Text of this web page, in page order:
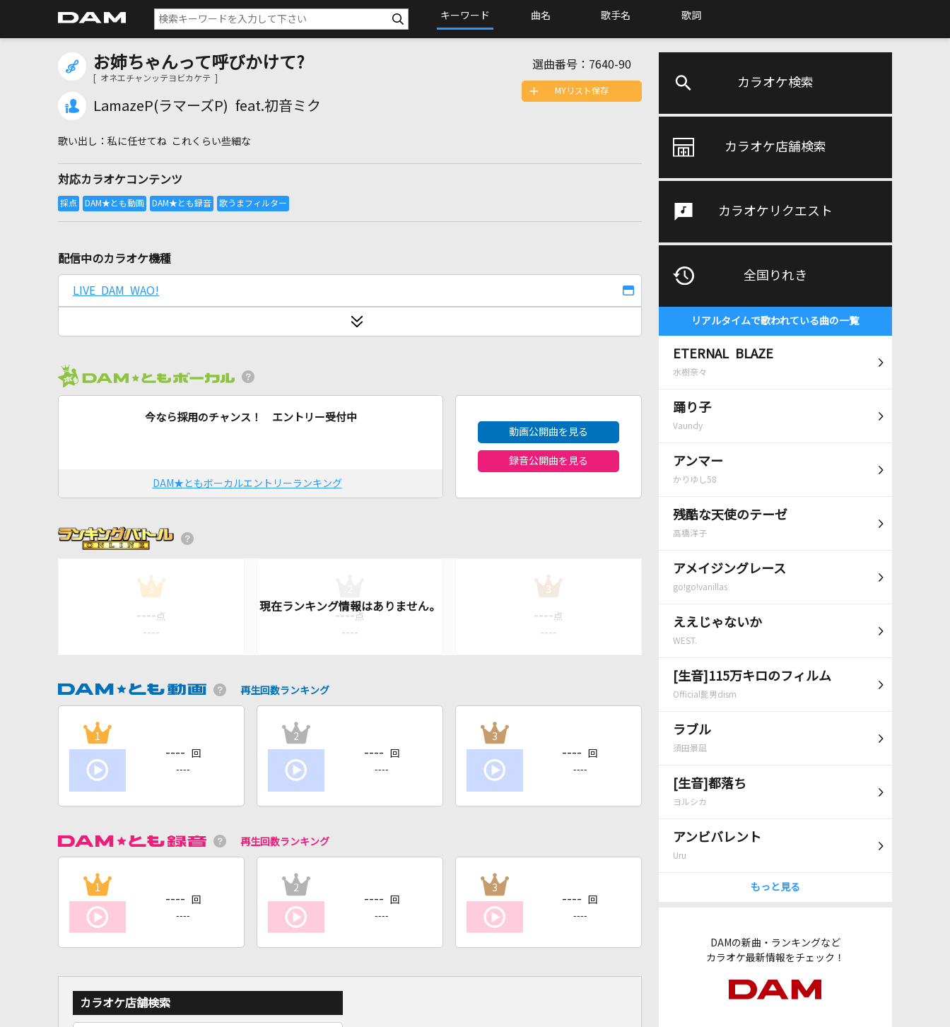
キーワード 曲名 歌手名 歌詞
カラオケ検索
カラオケ店舗検索
カラオケリクエスト
全国りれき
リアルタイムで歌われている曲の一覧
ETERNAL BLAZE
水樹奈々
踊り子
Vaundy
アンマー
かりゆし58
残酷な天使のテーゼ
高橋洋子
アメイジングレース
go!go!vanillas
ええじゃないか
WEST.
[生音]115万キロのフィルム
Official髭男dism
ラブル
須田景凪
[生音]都落ち
ヨルシカ
アンビバレント
Uru
もっと見る
DAMの新曲・ランキングなど
カラオケ最新情報をチェック！
お姉ちゃんって呼びかけて?
[ オネエチャンッテヨビカケテ ]
LamazeP(ラマーズP) feat.初音ミク
選曲番号： 7640-90
私に任せてね これくらい些細な
対応カラオケコンテンツ
MYリスト保存
配信中のカラオケ機種
LIVE DAM WAO!
今なら採用のチャンス！ エントリー受付中
DAM★ともボーカルエントリーランキング
動画公開曲を見る
録音公開曲を見る
1
---- 点
----
---- 点
----
3
---- 点
----
再生回数ランキング
1
---- 回
----
2
---- 回
----
3
---- 回
----
再生回数ランキング
1
---- 回
----
2
---- 回
----
3
---- 回
----
カラオケ店舗検索